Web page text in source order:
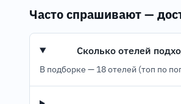
Часто спрашивают —
Сколько отелей
В подборке — 18 отелей (топ по